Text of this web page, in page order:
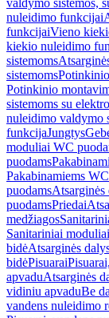
valdymo sistemos,
nuleidimo funkcijai
funkcijaiVieno
kiekio nuleidimo
sistemoms
sistemoms
Potinkinio
sistemoms su
nuleidimo valdymo
funkcijaJungtys
moduliai WC
puodams
Pakabinamiems
puodamsAtsarginės
puodamsPriedai
medžiagos
Sanitariniai
bidėAtsarginės
bidėPisuarai
apvaduAtsarginės
vidiniu apvaduBe
vandens nuleidimo